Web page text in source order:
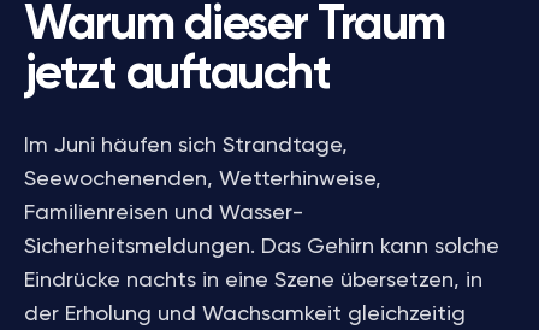
Warum dieser Traum
jetzt auftaucht
Im Juni häufen sich Strandtage,
Seewochenenden, Wetterhinweise,
Familienreisen und Wasser-
Sicherheitsmeldungen. Das Gehirn kann solche
Eindrücke nachts in eine Szene übersetzen, in
der Erholung und Wachsamkeit gleichzeitig